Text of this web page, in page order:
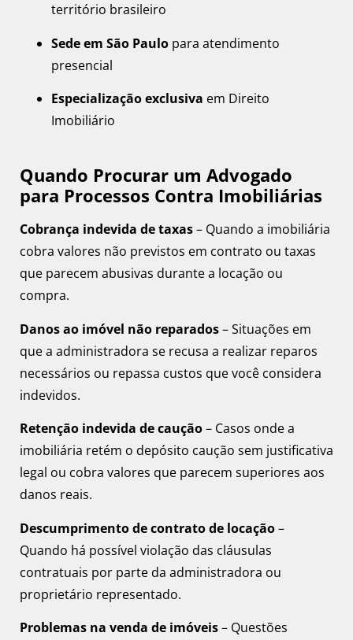
território brasileiro
Sede em São Paulo para atendimento
presencial
Especialização exclusiva em Direito
Imobiliário
Quando Procurar um Advogado
para Processos Contra Imobiliárias
Cobrança indevida de taxas– Quando a imobiliária
cobra valores não previstos em contrato ou taxas
que parecem abusivas durante a locação ou
compra.
Danos ao imóvel não reparados– Situações em
que a administradora se recusa a realizar reparos
necessários ou repassa custos que você considera
indevidos.
Retenção indevida de caução– Casos onde a
imobiliária retém o depósito caução sem justificativa
legal ou cobra valores que parecem superiores aos
danos reais.
Descumprimento de contrato de locação–
Quando há possível violação das cláusulas
contratuais por parte da administradora ou
proprietário representado.
Problemas na venda de imóveis– Questões